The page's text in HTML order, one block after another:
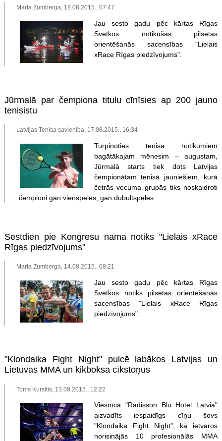
Marta Zumberga, 18.08.2015., 07:47
Jau sesto gadu pēc kārtas Rīgas
Svētkos notikušas pilsētas
orientēšanās sacensības "Lielais
xRace Rīgas piedzīvojums".
Jūrmalā par čempiona titulu cīnīsies ap 200 jauno
tenisistu
Latvijas Tenisa savienība, 17.08.2015., 16:34
Turpinoties tenisa notikumiem
bagātākajam mēnesim – augustam,
Jūrmalā starts tiek dots Latvijas
čempionātam tenisā jauniešiem, kurā
četrās vecuma grupās tiks noskaidroti
čempioni gan vienspēlēs, gan dubultspēlēs.
Sestdien pie Kongresu nama notiks "Lielais xRace
Rīgas piedzīvojums"
Marta Zumberga, 14.08.2015., 08:21
Jau sesto gadu pēc kārtas Rīgas
Svētkos notiks pilsētas orientēšanās
sacensības "Lielais xRace Rīgas
piedzīvojums".
"Klondaika Fight Night" pulcē labākos Latvijas un
Lietuvas MMA un kikboksa cīkstoņus
Toms Kursītis, 13.08.2015., 12:22
Viesnīcā "Radisson Blu Hotel Latvia"
aizvadīts iespaidīgs cīņu šovs
"Klondaika Fight Night", kā ietvaros
norisinājās 10 profesionālās MMA